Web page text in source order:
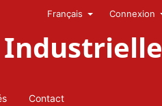
Industrielle
Contact
Français Connexion